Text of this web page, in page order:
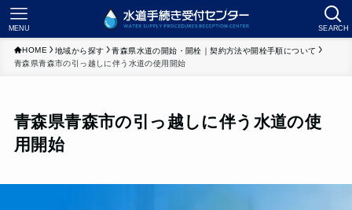
SEARCH
MENU
HOME 地域から探す
青森県水道の開始・開栓｜契約方法や開栓手順について
青森県青森市の引っ越しに伴う水道の使用開始
青森県青森市の引っ越しに伴う水道の使
用開始